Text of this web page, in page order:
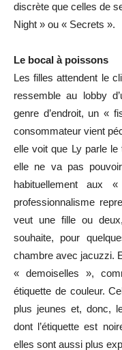
discrète que celles de
Night » ou « Secrets ».
Le bocal à poissons
Les filles attendent le
ressemble au lobby
genre d’endroit, un «
consommateur vient
elle voit que Ly parle
elle ne va pas
habituellement aux
professionnalisme
veut une fille ou
souhaite, pour
chambre avec jacuzzi.
« demoiselles »,
étiquette de couleur.
plus jeunes et, donc,
dont l’étiquette est
elles sont aussi plus